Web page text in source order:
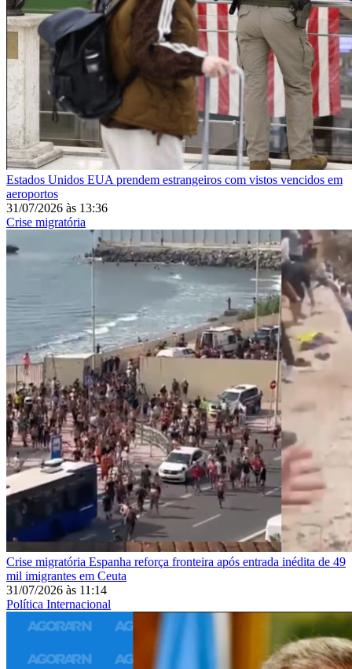
Estados Unidos EUA prendem estrangeiros com vistos vencidos em
aeroportos
31/07/2026 às 13:36
Crise migratória
Crise migratória Espanha reforça fronteira após entrada inédita de 49
mil imigrantes em Ceuta
31/07/2026 às 11:14
Política Internacional